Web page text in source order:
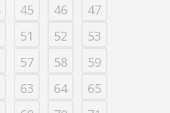
45 46
47
51 52
53
57 58
59
63 64
65